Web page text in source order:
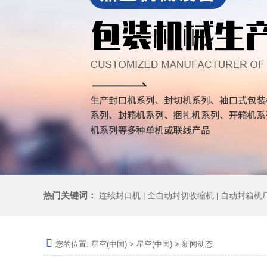
热门关键词： 连续封口机 全自动封切收缩机 自动封箱机
您的位置: 星空(中国) > 星空(中国) > 新闻动态